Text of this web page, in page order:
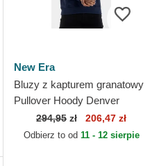
New Era
Bluzy z kapturem granatowy
Pullover Hoody Denver
Nuggets NBA New Era
294,95 zł 206,47 zł
Odbierz to od 11 - 12 sierpie